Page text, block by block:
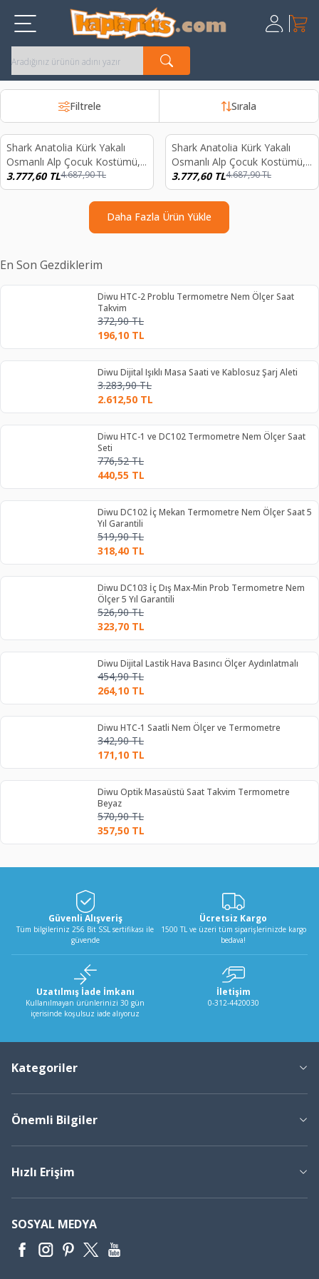
Üye
Kayıt Ol
Sepet
Filtrele Sırala
%19
Shark Anatolia Kürk Yakalı
Osmanlı Alp Çocuk Kostümü,
Sünnet, Düğün ve Gösteri
Kaftan Seti Lacivert
3.777,60TL4.687,90TL
%19
Shark Anatolia Kürk Yakalı
Osmanlı Alp Çocuk Kostümü,
Sünnet, Düğün ve Gösteri
Kaftan Seti Siyah
3.777,60TL4.687,90TL
Daha Fazla Ürün Yükle
En Son Gezdiklerim
Diwu HTC-2 Problu Termometre Nem Ölçer Saat
Takvim
372,90TL
196,10 TL
Diwu Dijital Işıklı Masa Saati ve Kablosuz Şarj Aleti
3.283,90TL
2.612,50 TL
Diwu HTC-1 ve DC102 Termometre Nem Ölçer Saat
Seti
776,52TL
440,55 TL
Diwu DC102 İç Mekan Termometre Nem Ölçer Saat 5
Yıl Garantili
519,90TL
318,40 TL
Diwu DC103 İç Dış Max-Min Prob Termometre Nem
Ölçer 5 Yıl Garantili
526,90TL
323,70 TL
Diwu Dijital Lastik Hava Basıncı Ölçer Aydınlatmalı
454,90TL
264,10 TL
Diwu HTC-1 Saatli Nem Ölçer ve Termometre
342,90TL
171,10 TL
Diwu Optik Masaüstü Saat Takvim Termometre
Beyaz
570,90TL
357,50 TL
Güvenli Alışveriş
Tüm bilgileriniz 256 Bit SSL sertifikası ile
güvende
Ücretsiz Kargo
1500 TL ve üzeri tüm siparişlerinizde kargo
bedava!
Uzatılmış İade İmkanı
Kullanılmayan ürünlerinizi 30 gün
içerisinde koşulsuz iade alıyoruz
İletişim
0-312-4420030
Kategoriler
Önemli Bilgiler
Hızlı Erişim
SOSYAL MEDYA